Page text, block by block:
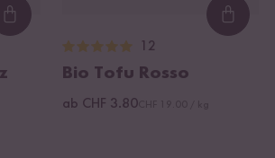
Loading...
12
Bio Tofu Rosso
ab CHF 3.80